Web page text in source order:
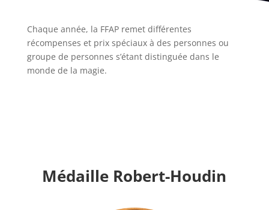
Chaque année, la FFAP remet différentes
récompenses et prix spéciaux à des personnes ou
groupe de personnes s’étant distinguée dans le
monde de la magie.
Médaille Robert-Houdin